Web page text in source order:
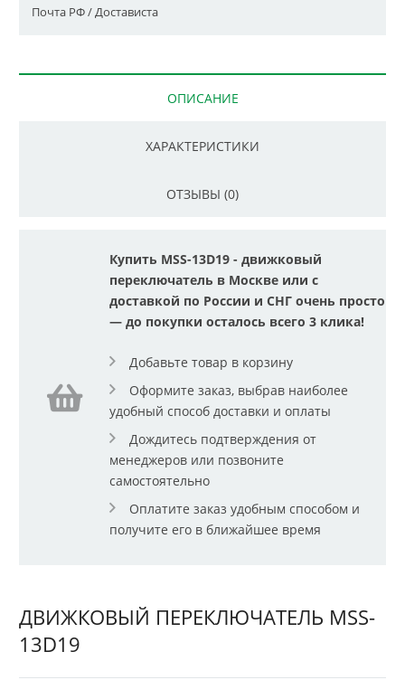
Почта РФ / Достависта
ОПИСАНИЕ
ХАРАКТЕРИСТИКИ
ОТЗЫВЫ (0)
Купить MSS-13D19 - движковый
переключатель в Москве или с
доставкой по России и СНГ очень просто
— до покупки осталось всего 3 клика!
Добавьте товар в корзину
Оформите заказ, выбрав наиболее
удобный способ доставки и оплаты
Дождитесь подтверждения от
менеджеров или позвоните
самостоятельно
Оплатите заказ удобным способом и
получите его в ближайшее время
ДВИЖКОВЫЙ ПЕРЕКЛЮЧАТЕЛЬ MSS-
13D19